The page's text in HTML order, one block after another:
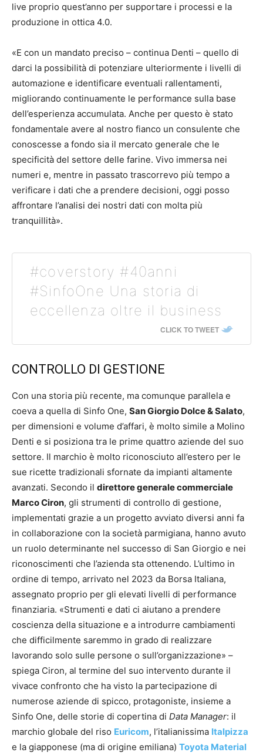
live proprio quest’anno per supportare i processi e la
produzione in ottica 4.0.
«E con un mandato preciso – continua Denti – quello di
darci la possibilità di potenziare ulteriormente i livelli di
automazione e identificare eventuali rallentamenti,
migliorando continuamente le performance sulla base
dell’esperienza accumulata. Anche per questo è stato
fondamentale avere al nostro fianco un consulente che
conoscesse a fondo sia il mercato generale che le
specificità del settore delle farine. Vivo immersa nei
numeri e, mentre in passato trascorrevo più tempo a
verificare i dati che a prendere decisioni, oggi posso
affrontare l’analisi dei nostri dati con molta più
tranquillità».
#coverstory #40anni
#SinfoOne Una storia di
eccellenza oltre il business
CLICK TO TWEET
CONTROLLO DI GESTIONE
Con una storia più recente, ma comunque parallela e
coeva a quella di Sinfo One, San Giorgio Dolce & Salato,
per dimensioni e volume d’affari, è molto simile a Molino
Denti e si posiziona tra le prime quattro aziende del suo
settore. Il marchio è molto riconosciuto all’estero per le
sue ricette tradizionali sfornate da impianti altamente
avanzati. Secondo il direttore generale commerciale
Marco Ciron, gli strumenti di controllo di gestione,
implementati grazie a un progetto avviato diversi anni fa
in collaborazione con la società parmigiana, hanno avuto
un ruolo determinante nel successo di San Giorgio e nei
riconoscimenti che l’azienda sta ottenendo. L’ultimo in
ordine di tempo, arrivato nel 2023 da Borsa Italiana,
assegnato proprio per gli elevati livelli di performance
finanziaria. «Strumenti e dati ci aiutano a prendere
coscienza della situazione e a introdurre cambiamenti
che difficilmente saremmo in grado di realizzare
lavorando solo sulle persone o sull’organizzazione» –
spiega Ciron, al termine del suo intervento durante il
vivace confronto che ha visto la partecipazione di
numerose aziende di spicco, protagoniste, insieme a
Sinfo One, delle storie di copertina di Data Manager: il
marchio globale del riso Euricom, l’italianissima Italpizza
e la giapponese (ma di origine emiliana) Toyota Material